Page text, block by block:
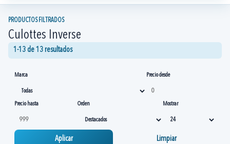
PRODUCTOS FILTRADOS
Culottes Inverse
1-13 de 13 resultados
Marca Precio desde
Precio hasta Orden Mostrar
Aplicar Limpiar